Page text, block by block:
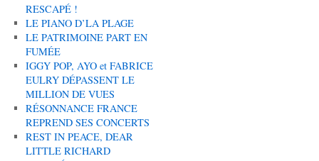
RESCAPÉ !
LE PIANO D’LA PLAGE
LE PATRIMOINE PART EN
FUMÉE
IGGY POP, AYO et FABRICE
EULRY DÉPASSENT LE
MILLION DE VUES
RÉSONNANCE FRANCE
REPREND SES CONCERTS
REST IN PEACE, DEAR
LITTLE RICHARD